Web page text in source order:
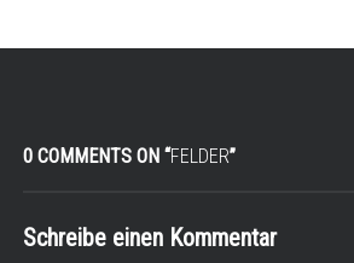
0 COMMENTS ON “FELDER”
Schreibe einen Kommentar